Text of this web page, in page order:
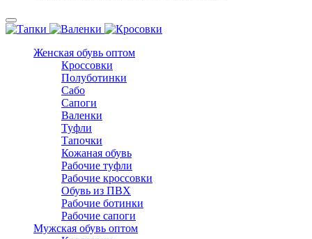
Женская обувь оптом
Кроссовки
Полуботинки
Сабо
Сапоги
Валенки
Туфли
Тапочки
Кожаная обувь
Рабочие туфли
Рабочие кроссовки
Обувь из ПВХ
Рабочие ботинки
Рабочие сапоги
Мужская обувь оптом